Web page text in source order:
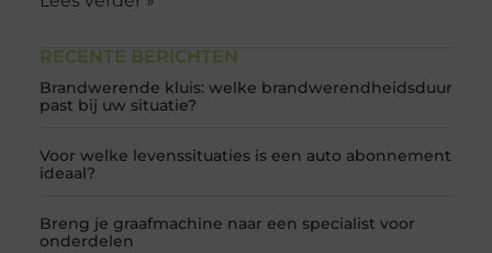
RECENTE BERICHTEN
Brandwerende kluis: welke brandwerendheidsduur
past bij uw situatie?
Voor welke levenssituaties is een auto abonnement
ideaal?
Breng je graafmachine naar een specialist voor
onderdelen